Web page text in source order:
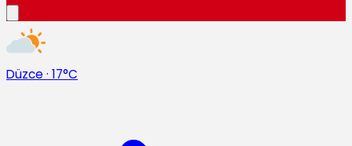
Düzce · 17°C